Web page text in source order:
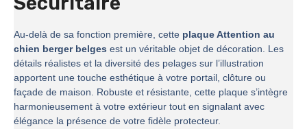
Au-delà de sa fonction première, cette plaque Attention au
chien berger belges est un véritable objet de décoration. Les
détails réalistes et la diversité des pelages sur l’illustration
apportent une touche esthétique à votre portail, clôture ou
façade de maison. Robuste et résistante, cette plaque s’intègre
harmonieusement à votre extérieur tout en signalant avec
élégance la présence de votre fidèle protecteur.